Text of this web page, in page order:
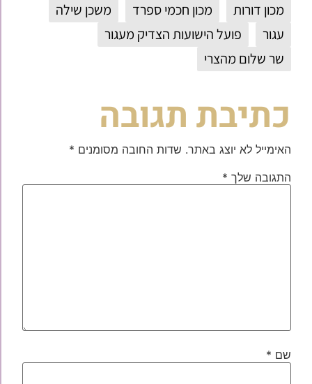
מכון דורות
מכון חכמי ספרד
משכן שילה
עגור
פועל הישועות הצדיק מעגור
שר שלום מהצרי
כתיבת תגובה
האימייל לא יוצג באתר. שדות החובה מסומנים *
התגובה שלך *
שם *